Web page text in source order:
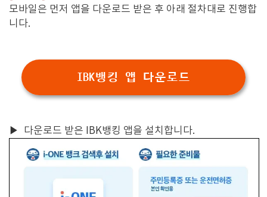
모바일은 먼저 앱을 다운로드 받은 후 아래 절차대로 진행합
니다.
IBK뱅킹 앱 다운로드
▶ 다운로드 받은 IBK뱅킹 앱을 설치합니다.